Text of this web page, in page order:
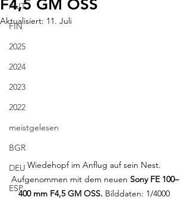
AUT
FIN
2025
2024
2023
2022
meistgelesen
BGR
DEU
ESP
F4,5 GM OSS
Aktualisiert: 11. Juli
Wiedehopf im Anflug auf sein Nest.
Aufgenommen mit dem neuen Sony FE 100–
400 mm F4,5 GM OSS. Bilddaten: 1/4000